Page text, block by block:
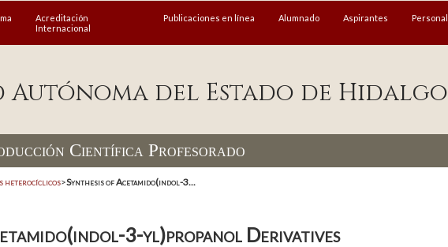
Acreditación
Internacional
Publicaciones en línea Alumnado Aspirantes Personal
Autónoma del Estado de Hidalgo
Científica Profesorado
heterocíclicos>Synthesis of Acetamido(indol-3...
3-yl)propanol Derivatives